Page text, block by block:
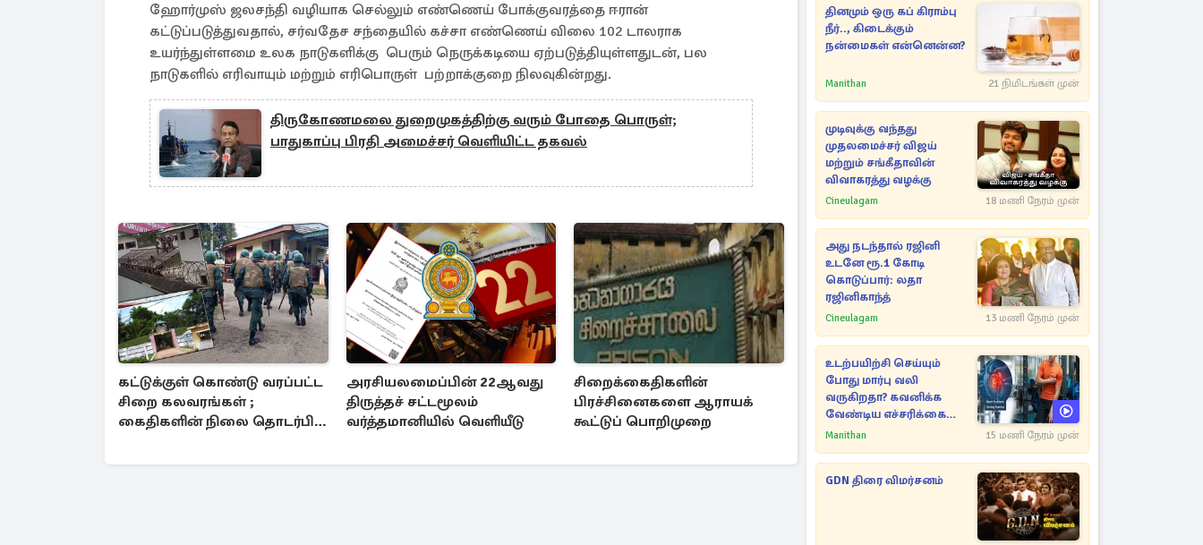
ஹோர்முஸ் ஜலசந்தி வழியாக செல்லும் எண்ணெய் போக்குவரத்தை ஈரான்
கட்டுப்படுத்துவதால், சர்வதேச சந்தையில் கச்சா எண்ணெய் விலை 102 டாலராக
உயர்ந்துள்ளமை உலக நாடுகளிக்கு பெரும் நெருக்கடியை ஏற்படுத்தியுள்ளதுடன், பல
நாடுகளில் எரிவாயும் மற்றும் எரிபொருள் பற்றாக்குறை நிலவுகின்றது.
திருகோணமலை துறைமுகத்திற்கு வரும் போதை பொருள்;
பாதுகாப்பு பிரதி அமைச்சர் வெளியிட்ட தகவல்
கட்டுக்குள் கொண்டு வரப்பட்ட
சிறை கலவரங்கள் ;
கைதிகளின் நிலை தொடர்பில்
அரசியலமைப்பின் 22ஆவது
திருத்தச் சட்டமூலம்
வர்த்தமானியில் வெளியீடு
சிறைக்கைதிகளின்
பிரச்சினைகளை ஆராயக்
கூட்டுப் பொறிமுறை
தினமும் ஒரு கப் கிராம்பு
நீர்.., கிடைக்கும்
நன்மைகள் என்னென்ன?
Manithan 21 நிமிடங்கள் முன்
முடிவுக்கு வந்தது
முதலமைச்சர் விஜய்
மற்றும் சங்கீதாவின்
விவாகரத்து வழக்கு
Cineulagam 18 மணி நேரம் முன்
அது நடந்தால் ரஜினி
உடனே ரூ.1 கோடி
கொடுப்பார்: லதா
ரஜினிகாந்த்
Cineulagam 13 மணி நேரம் முன்
உடற்பயிற்சி செய்யும்
போது மார்பு வலி
வருகிறதா? கவனிக்க
வேண்டிய எச்சரிக்கை
அறிகுறிகள்
Manithan 15 மணி நேரம் முன்
GDN திரை விமர்சனம்